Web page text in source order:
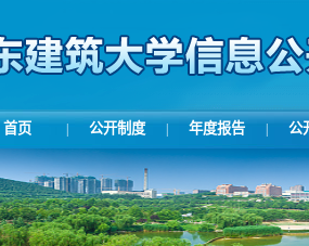
首页 公开制度 年度报告 公